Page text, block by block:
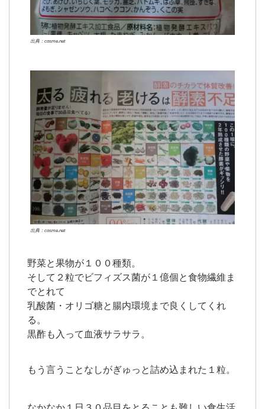
出典：cosme.net
出典：cosme.net
野菜と果物が１００種類。
そして２粒でビフィズス菌が１億個と食物繊維ま
でとれて
乳酸菌・オリゴ糖と腸内環境まで良くしてくれ
る。
黒酢も入って血液サラサラ。
もう言うことなしがぎゅっと詰め込まれた１粒。